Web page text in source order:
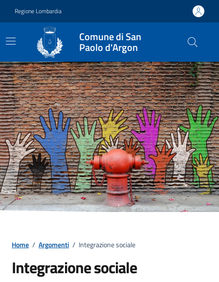
Regione Lombardia
Comune di San
Paolo d'Argon
Home / Argomenti / Integrazione sociale
Integrazione sociale